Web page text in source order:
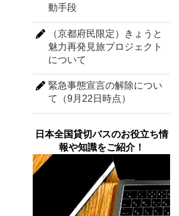
動手段
（京都府民限定）きょうと
魅力再発見旅プロジェクト
について
緊急事態宣言の解除につい
て（9月22日時点）
日本全国貸切バスのお役立ち情
報や知識をご紹介！